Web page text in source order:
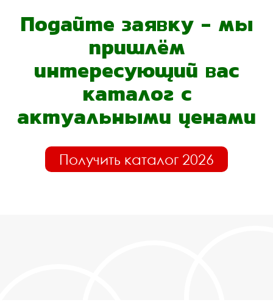
Подайте заявку - мы
пришлём
интересующий вас
каталог с
актуальными ценами
Получить каталог 2026